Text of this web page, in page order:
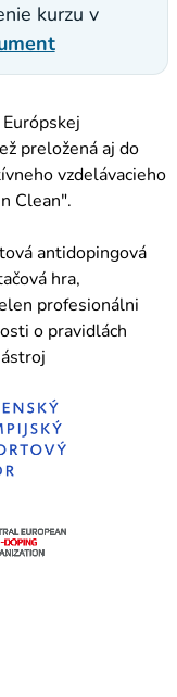
kurzu v
preložená aj do
vzdelávacieho
Clean".
antidopingová
hra,
profesionálni
o pravidlách